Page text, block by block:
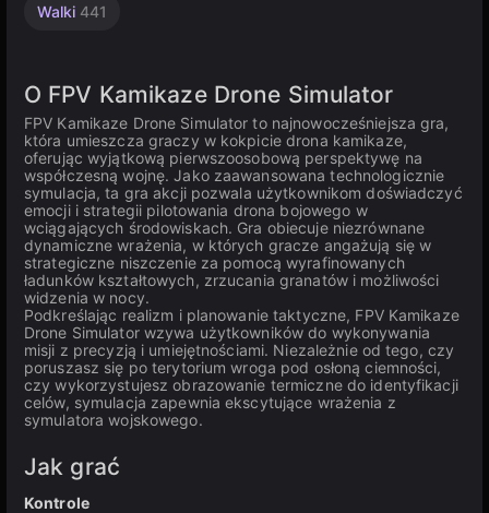
Walki 441
O FPV Kamikaze Drone Simulator
FPV Kamikaze Drone Simulator to najnowocześniejsza gra,
która umieszcza graczy w kokpicie drona kamikaze,
oferując wyjątkową pierwszoosobową perspektywę na
współczesną wojnę. Jako zaawansowana technologicznie
symulacja, ta gra akcji pozwala użytkownikom doświadczyć
emocji i strategii pilotowania drona bojowego w
wciągających środowiskach. Gra obiecuje niezrównane
dynamiczne wrażenia, w których gracze angażują się w
strategiczne niszczenie za pomocą wyrafinowanych
ładunków kształtowych, zrzucania granatów i możliwości
widzenia w nocy.
Podkreślając realizm i planowanie taktyczne, FPV Kamikaze
Drone Simulator wzywa użytkowników do wykonywania
misji z precyzją i umiejętnościami. Niezależnie od tego, czy
poruszasz się po terytorium wroga pod osłoną ciemności,
czy wykorzystujesz obrazowanie termiczne do identyfikacji
celów, symulacja zapewnia ekscytujące wrażenia z
symulatora wojskowego.
Jak grać
Kontrole